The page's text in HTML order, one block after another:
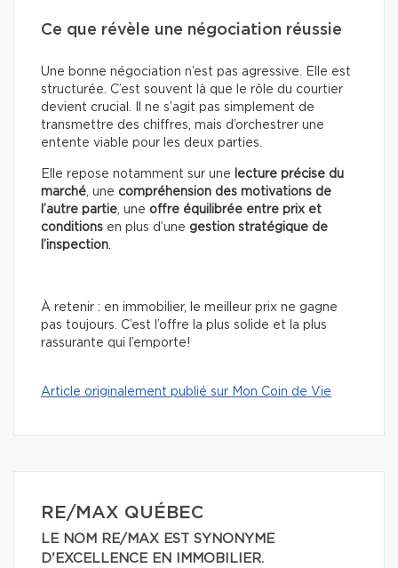
Ce que révèle une négociation réussie
Une bonne négociation n’est pas agressive. Elle est
structurée. C’est souvent là que le rôle du courtier
devient crucial. Il ne s’agit pas simplement de
transmettre des chiffres, mais d’orchestrer une
entente viable pour les deux parties.
Elle repose notamment sur une
lecture précise du
marché, une compréhension des motivations de
l’autre partie, une offre équilibrée entre prix et
conditions en plus d’une gestion stratégique de
l’inspection.
À retenir : en immobilier, le meilleur prix ne gagne
pas toujours. C’est l’offre la plus solide et la plus
rassurante qui l’emporte!
Article originalement publié sur Mon Coin de Vie
RE/MAX QUÉBEC
LE NOM RE/MAX EST SYNONYME
D'EXCELLENCE EN IMMOBILIER.